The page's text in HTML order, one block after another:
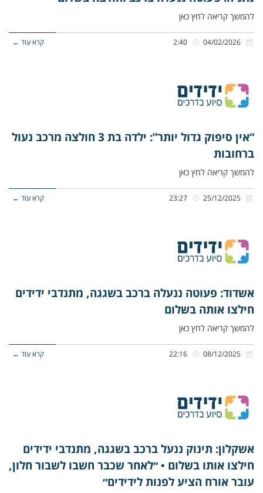
להמשך קריאה לחץ כאן
קרא עוד ←
“אין סיפוק גדול יותר”: ילדה בת 3 חולצה מרכב נעול
ברחובות
להמשך קריאה לחץ כאן
קרא עוד ←
אשדוד: פעוטה ננעלה ברכב בשגגה, מתנדבי ידידים
חילצו אותה בשלום
להמשך קריאה לחץ כאן
קרא עוד ←
אשקלון: תינוק ננעל ברכב בשגגה, מתנדבי ידידים
חילצו אותו בשלום • ״לאחר שכבר חשבו לשבור חלון,
עובר אורח הציע לפנות לידידים״